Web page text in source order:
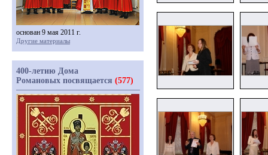
основан 9 мая 2011 г.
Другие материалы
400-летию Дома
Романовых посвящается (577)